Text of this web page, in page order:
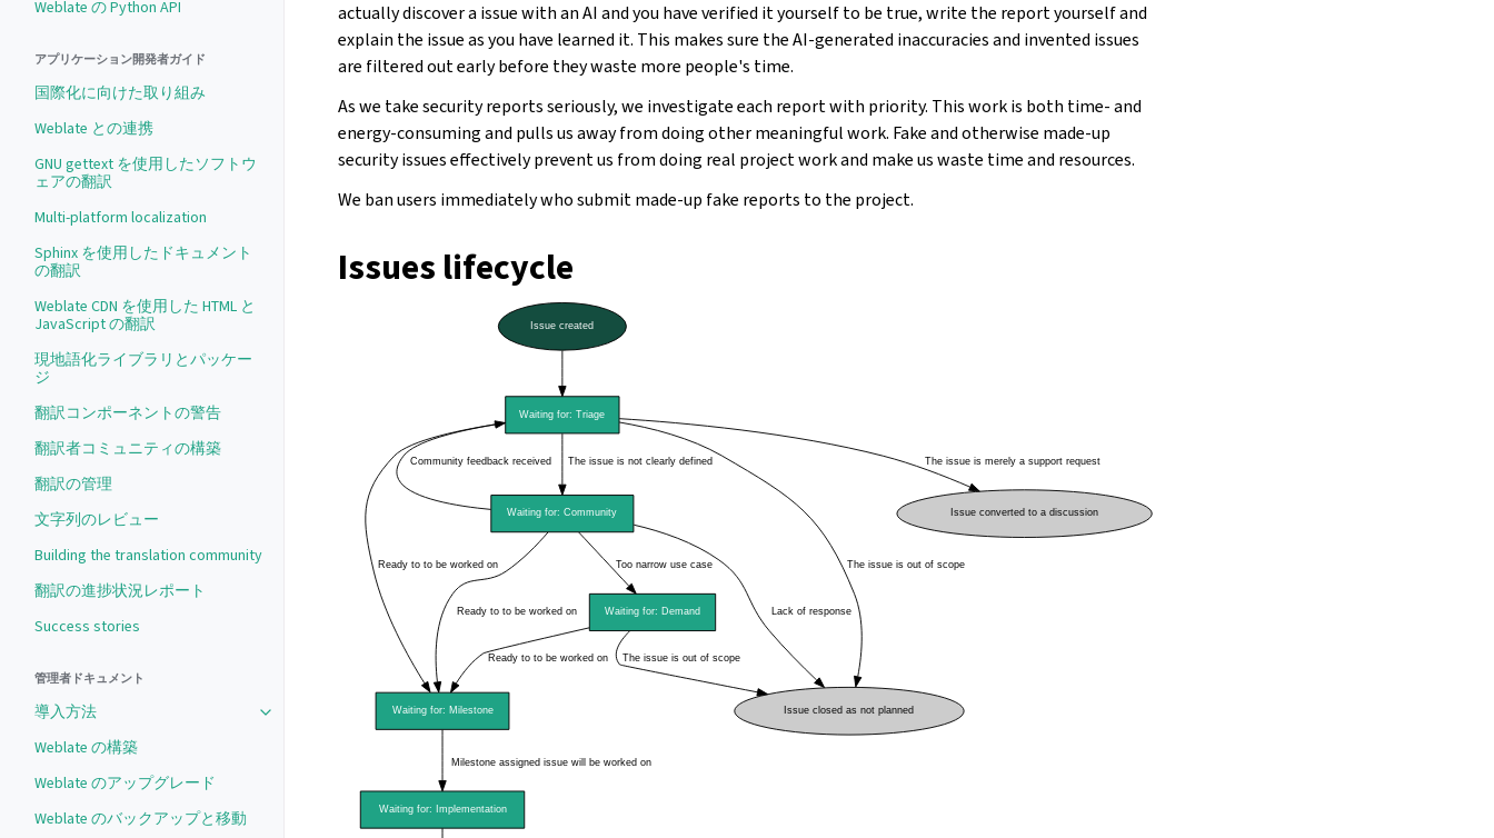
Weblate の Python API
アプリケーション開発者ガイド
国際化に向けた取り組み
Weblate との連携
GNU gettext を使用したソフトウ
ェアの翻訳
Multi-platform localization
Sphinx を使用したドキュメント
の翻訳
Weblate CDN を使用した HTML と
JavaScript の翻訳
現地語化ライブラリとパッケー
ジ
翻訳コンポーネントの警告
翻訳者コミュニティの構築
翻訳の管理
文字列のレビュー
Building the translation community
翻訳の進捗状況レポート
Success stories
管理者ドキュメント
導入方法
Weblate の構築
Weblate のアップグレード
Weblate のバックアップと移動
actually discover a issue with an AI and you have verified it yourself to be true, write the report yourself and
explain the issue as you have learned it. This makes sure the AI-generated inaccuracies and invented issues
are filtered out early before they waste more people's time.
As we take security reports seriously, we investigate each report with priority. This work is both time- and
energy-consuming and pulls us away from doing other meaningful work. Fake and otherwise made-up
security issues effectively prevent us from doing real project work and make us waste time and resources.
We ban users immediately who submit made-up fake reports to the project.
Issues lifecycle